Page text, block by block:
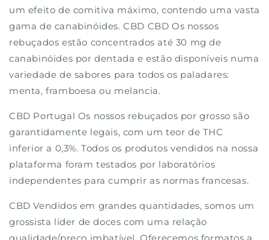
um efeito de comitiva máximo, contendo uma vasta
gama de canabinóides. CBD CBD Os nossos
rebuçados estão concentrados até 30 mg de
canabinóides por dentada e estão disponíveis numa
variedade de sabores para todos os paladares:
menta, framboesa ou melancia.
CBD Portugal Os nossos rebuçados por grosso são
garantidamente legais, com um teor de THC
inferior a 0,3%. Todos os produtos vendidos na nossa
plataforma foram testados por laboratórios
independentes para cumprir as normas francesas.
CBD Vendidos em grandes quantidades, somos um
grossista líder de doces com uma relação
qualidade/preço imbatível. Oferecemos formatos a